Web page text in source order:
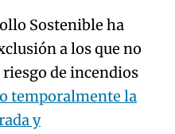
Sostenible ha
a los que no
riesgo de incendios
temporalmente la
y